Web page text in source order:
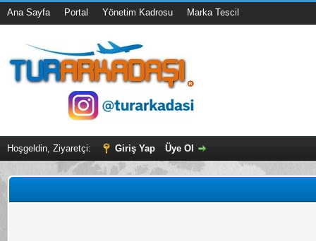
Ana Sayfa Portal Yönetim Kadrosu Marka Tescil
Hoşgeldin, Ziyaretçi: Giriş Yap Üye Ol